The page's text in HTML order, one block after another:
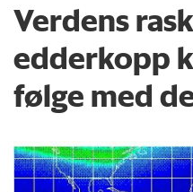
Verdens
edderkopp
følge med